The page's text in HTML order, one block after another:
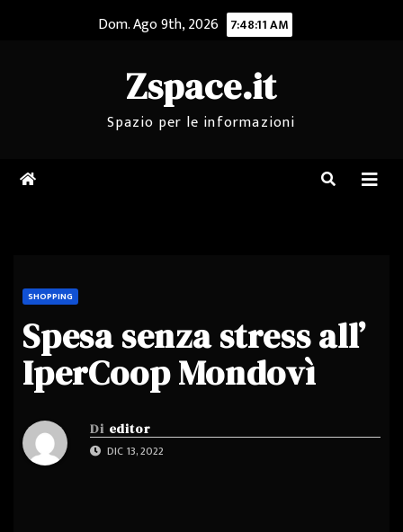
Dom. Ago 9th, 2026 7:48:11 AM
Zspace.it
Spazio per le informazioni
SHOPPING
Spesa senza stress all’
IperCoop Mondovì
Di editor
DIC 13, 2022